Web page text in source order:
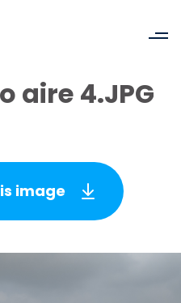
aire 4.JPG
image